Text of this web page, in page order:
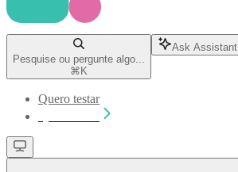
Pesquise ou pergunte algo...
⌘ K
Ask Assistant
Quero testar